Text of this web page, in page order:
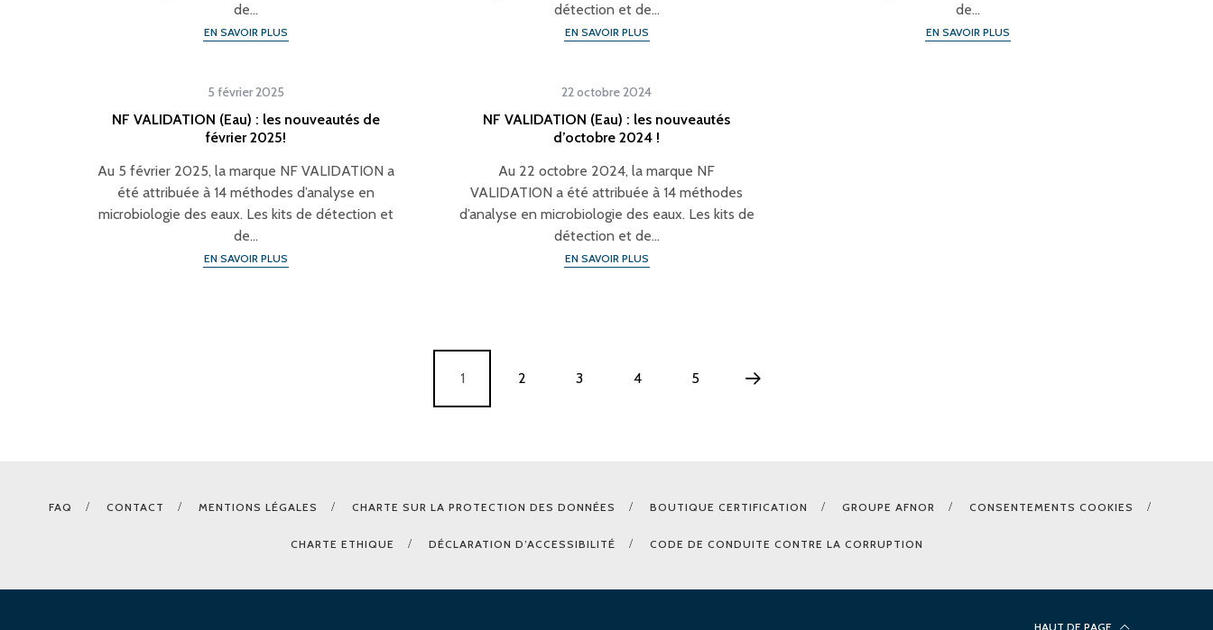
de…
EN SAVOIR PLUS
détection et de…
EN SAVOIR PLUS
de…
EN SAVOIR PLUS
5 février 2025
NF VALIDATION (Eau) : les nouveautés de
février 2025!
Au 5 février 2025, la marque NF VALIDATION a
été attribuée à 14 méthodes d’analyse en
microbiologie des eaux. Les kits de détection et
de…
EN SAVOIR PLUS
22 octobre 2024
NF VALIDATION (Eau) : les nouveautés
d’octobre 2024 !
Au 22 octobre 2024, la marque NF
VALIDATION a été attribuée à 14 méthodes
d’analyse en microbiologie des eaux. Les kits de
détection et de…
EN SAVOIR PLUS
1 2 3 4 5
FAQ CONTACT MENTIONS LÉGALES CHARTE SUR LA PROTECTION DES DONNÉES BOUTIQUE CERTIFICATION GROUPE AFNOR CONSENTEMENTS COOKIES
CHARTE ETHIQUE DÉCLARATION D’ACCESSIBILITÉ CODE DE CONDUITE CONTRE LA CORRUPTION
HAUT DE PAGE